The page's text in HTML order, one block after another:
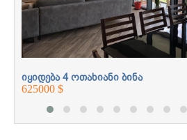
იყიდება 4 ოთახიანი ბინა
625000 $